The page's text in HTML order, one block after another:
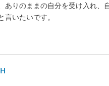
ありのままの自分を受け入れ
いたいです。